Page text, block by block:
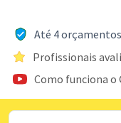
Até 4
Profissionais
Como funciona o